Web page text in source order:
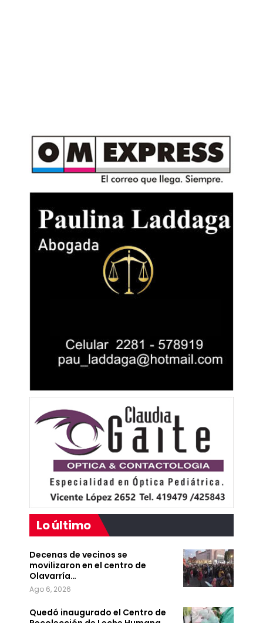
Lo último
Decenas de vecinos se
movilizaron en el centro de
Olavarría…
Ago 6, 2026
Quedó inaugurado el Centro de